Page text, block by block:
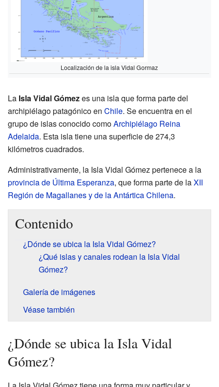
Localización de la isla Vidal Gormaz
La Isla Vidal Gómezes una isla que forma parte del
archipiélago patagónico en Chile. Se encuentra en el
grupo de islas conocido comoArchipiélago Reina
Adelaida. Esta isla tiene una superficie de 274,3
kilómetros cuadrados.
Administrativamente, la Isla Vidal Gómez pertenece a la
provincia de Última Esperanza, que forma parte de laXII
Región de Magallanes y de la Antártica Chilena.
Contenido
¿Dónde se ubica la Isla Vidal Gómez?
¿Qué islas y canales rodean la Isla Vidal
Gómez?
Galería de imágenes
Véase también
¿Dónde se ubica la Isla Vidal
Gómez?